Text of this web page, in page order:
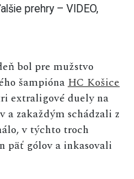
bol pre mužstvo
šampióna HC Košice
extraligové duely na
a zakaždým schádzali z
v týchto troch
päť gólov a inkasovali